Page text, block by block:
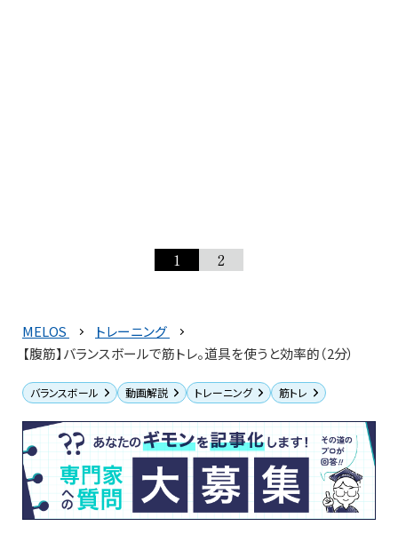
1 2
MELOS
トレーニング
【腹筋】バランスボールで筋トレ。道具を使うと効率的（2分）
バランスボール 動画解説 トレーニング 筋トレ